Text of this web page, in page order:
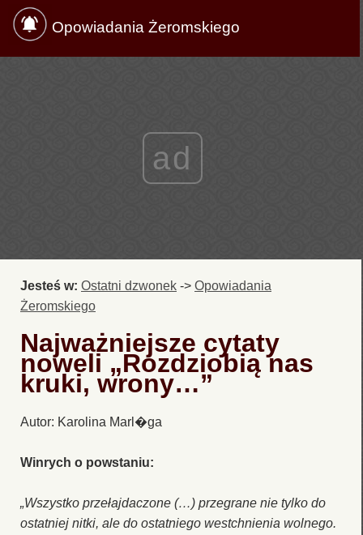
Opowiadania Żeromskiego
ad
Jesteś w: Ostatni dzwonek -> Opowiadania
Żeromskiego
Najważniejsze cytaty
noweli „Rozdziobią nas
kruki, wrony…”
Autor: Karolina Marl�ga
Winrych o powstaniu:
„Wszystko przełajdaczone (…) przegrane nie tylko do
ostatniej nitki, ale do ostatniego westchnienia wolnego.